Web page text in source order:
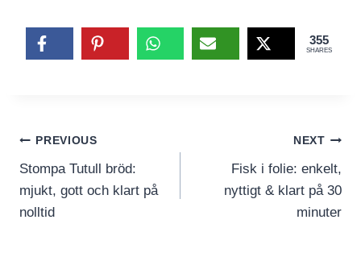
355
SHARES
Inläggsnavigering
PREVIOUS
Stompa Tutull bröd:
mjukt, gott och klart på
nolltid
NEXT
Fisk i folie: enkelt,
nyttigt & klart på 30
minuter